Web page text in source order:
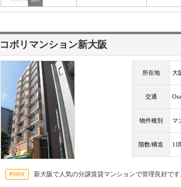
コボリマンション新大阪
所在地 大
交通
物件種別 マ
階数/構造 11
新大阪で人気の分譲賃貸マンションで管理良好です